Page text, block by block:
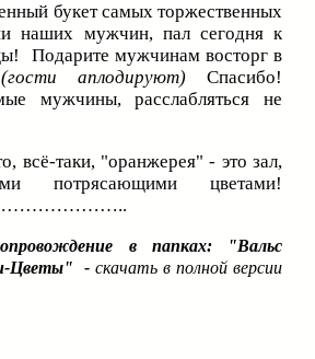
букет самых торжественных
наших мужчин, пал сегодня к
Подарите мужчинам восторг в
(гости аплодируют)Спасибо!
мужчины, расслабляться не
всё-таки, "оранжерея" - это зал,
потрясающими цветами!
в папках: "Вальс
Цветы" - скачать в полной версии